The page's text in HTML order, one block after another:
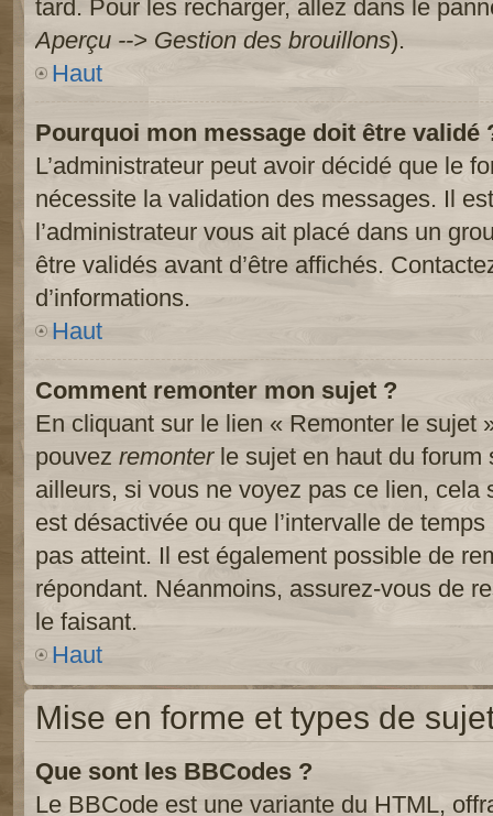
tard. Pour les recharger, allez dans le
Aperçu --> Gestion des brouillons).
Haut
Pourquoi mon message doit être validé
L’administrateur peut avoir décidé que le
nécessite la validation des messages. Il
l’administrateur vous ait placé dans un
être validés avant d’être affichés.
d’informations.
Haut
Comment remonter mon sujet ?
En cliquant sur le lien « Remonter le sujet
pouvez remonterle sujet en haut du forum
ailleurs, si vous ne voyez pas ce lien, cela
est désactivée ou que l’intervalle de
pas atteint. Il est également possible de
répondant. Néanmoins, assurez-vous de
le faisant.
Haut
Mise en forme et types de
Que sont les BBCodes ?
Le BBCode est une variante du HTML,